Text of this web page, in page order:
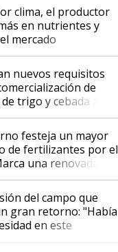
clima, el productor
en nutrientes y
mercado
nuevos requisitos
de
trigo y cebada a
festeja un mayor
de fertilizantes por el
una renovada
de los productores”
del campo que
gran retorno: "Había
en este